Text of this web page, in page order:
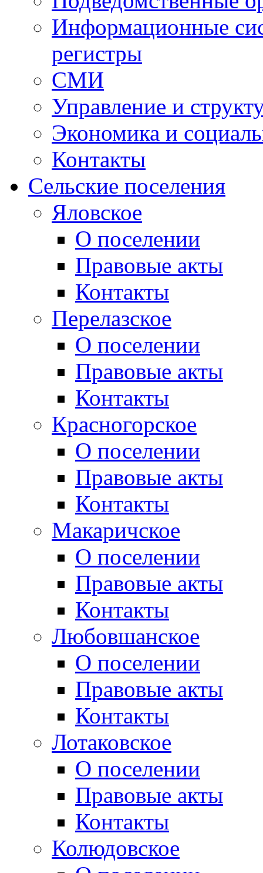
Информационные
регистры
СМИ
Управление и
Экономика и
Контакты
Сельские поселения
Яловское
О поселении
Правовые акты
Контакты
Перелазское
О поселении
Правовые акты
Контакты
Красногорское
О поселении
Правовые акты
Контакты
Макаричское
О поселении
Правовые акты
Контакты
Любовшанское
О поселении
Правовые акты
Контакты
Лотаковское
О поселении
Правовые акты
Контакты
Колюдовское